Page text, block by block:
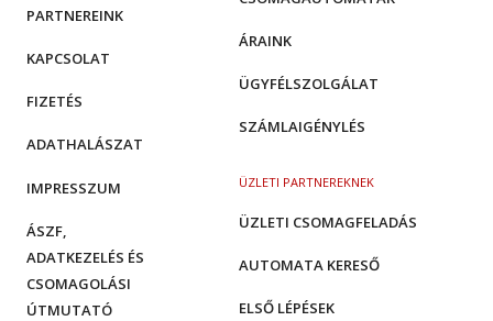
ÁRAINK
ÜGYFÉLSZOLGÁLAT
SZÁMLAIGÉNYLÉS
ÜZLETI PARTNEREKNEK
ÜZLETI CSOMAGFELADÁS
AUTOMATA KERESŐ
ELSŐ LÉPÉSEK
PARTNEREINK
KAPCSOLAT
FIZETÉS
ADATHALÁSZAT
IMPRESSZUM
ÁSZF,
ADATKEZELÉS ÉS
CSOMAGOLÁSI
ÚTMUTATÓ